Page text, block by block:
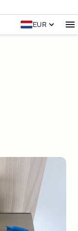
EUR